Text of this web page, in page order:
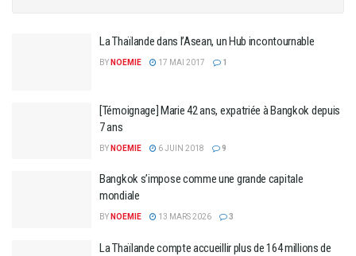
La Thaïlande dans l’Asean, un Hub incontournable
BY NOEMIE 17 MAI 2017 1
[Témoignage] Marie 42 ans, expatriée à Bangkok depuis
7 ans
BY NOEMIE 6 JUIN 2018 9
Bangkok s’impose comme une grande capitale
mondiale
BY NOEMIE 13 MARS 2026 3
La Thaïlande compte accueillir plus de 164 millions de